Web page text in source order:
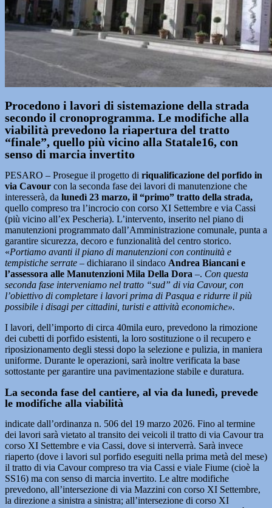
Procedono i lavori di sistemazione della strada
secondo il cronoprogramma. Le modifiche alla
viabilità prevedono la riapertura del tratto
“finale”, quello più vicino alla Statale16, con
senso di marcia invertito
PESARO – Prosegue il progetto di riqualificazione del porfido in
via Cavour con la seconda fase dei lavori di manutenzione che
interesserà, da lunedì 23 marzo, il “primo” tratto della strada,
quello compreso tra l’incrocio con corso XI Settembre e via Cassi
(più vicino all’ex Pescheria). L’intervento, inserito nel piano di
manutenzioni programmato dall’Amministrazione comunale, punta a
garantire sicurezza, decoro e funzionalità del centro storico.
«Portiamo avanti il piano di manutenzioni con continuità e
tempistiche serrate – dichiarano il sindaco Andrea Biancani e
l’assessora alle Manutenzioni Mila Della Dora –. Con questa
seconda fase interveniamo nel tratto “sud” di via Cavour, con
l’obiettivo di completare i lavori prima di Pasqua e ridurre il più
possibile i disagi per cittadini, turisti e attività economiche».
I lavori, dell’importo di circa 40mila euro, prevedono la rimozione
dei cubetti di porfido esistenti, la loro sostituzione o il recupero e
riposizionamento degli stessi dopo la selezione e pulizia, in maniera
uniforme. Durante le operazioni, sarà inoltre verificata la base
sottostante per garantire una pavimentazione stabile e duratura.
La seconda fase del cantiere, al via da lunedì, prevede
le modifiche alla viabilità
indicate dall’ordinanza n. 506 del 19 marzo 2026. Fino al termine
dei lavori sarà vietato al transito dei veicoli il tratto di via Cavour tra
corso XI Settembre e via Cassi, dove si interverrà. Sarà invece
riaperto (dove i lavori sul porfido eseguiti nella prima metà del mese)
il tratto di via Cavour compreso tra via Cassi e viale Fiume (cioè la
SS16) ma con senso di marcia invertito. Le altre modifiche
prevedono, all’intersezione di via Mazzini con corso XI Settembre,
la direzione a sinistra a sinistra; all’intersezione di corso XI